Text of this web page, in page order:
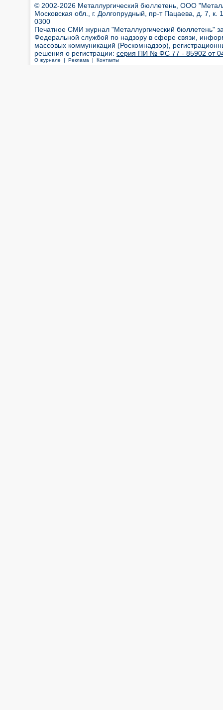
© 2002-2026 Металлургический бюллетень, ООО
Московская обл., г. Долгопрудный, пр-т Пацаева, д. 7,
0300
Печатное СМИ журнал "Металлургический бюллетень"
Федеральной службой по надзору в сфере связи,
массовых коммуникаций (Роскомнадзор),
решения о регистрации: серия ПИ № ФС 77 - 85902 от 04
О журнале | Реклама | Контакты